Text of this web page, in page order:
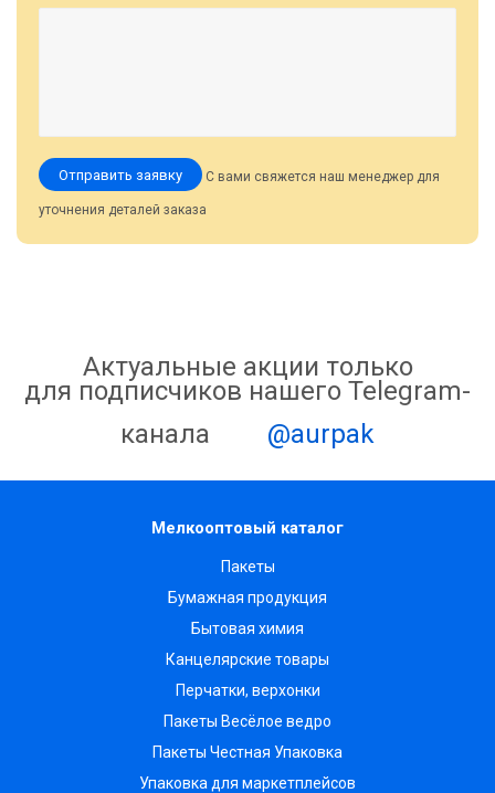
Отправить заявку С вами свяжется наш менеджер для
уточнения деталей заказа
Актуальные акции только
для подписчиков нашего Telegram-
канала
@aurpak
Мелкооптовый каталог
Пакеты
Бумажная продукция
Бытовая химия
Канцелярские товары
Перчатки, верхонки
Пакеты Весёлое ведро
Пакеты Честная Упаковка
Упаковка для маркетплейсов